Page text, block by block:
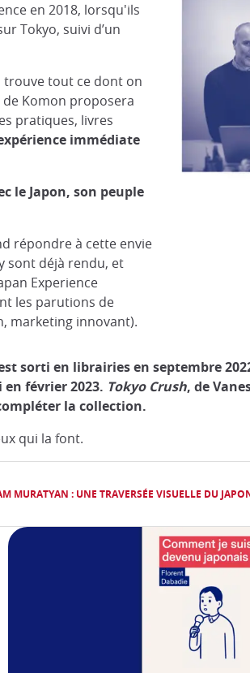
en 2018, lorsqu'ils
Tokyo, suivi d’un
trouve tout ce dont on
Komon proposera
pratiques, livres
immédiate
le Japon, son peuple
répondre à cette envie
sont déjà rendu, et
Experience
les parutions de
marketing innovant).
sorti en librairies en septembre
février 2023. Tokyo Crush, de
la collection.
qui la font.
MURATYAN : UNE TRAVERSÉE VISUELLE DU